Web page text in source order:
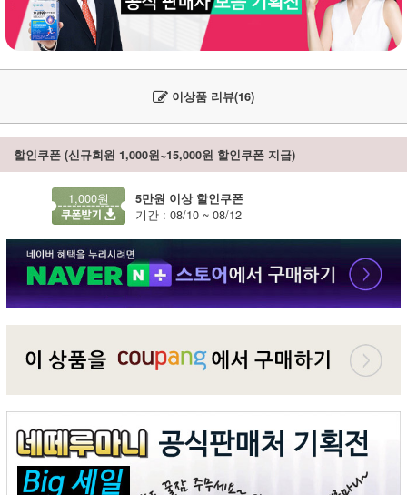
이상품 리뷰(16)
할인쿠폰 (신규회원 1,000원~15,000원 할인쿠폰 지급)
1,000원 5만원 이상 할인쿠폰
기간 : 08/10 ~ 08/12